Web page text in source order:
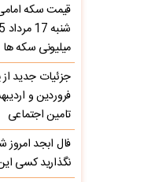
قیمت سکه امامی
میلیونی سکه ها
جزئیات جدید از
فروردین و
تامین اجتماعی
نگذارید کسی